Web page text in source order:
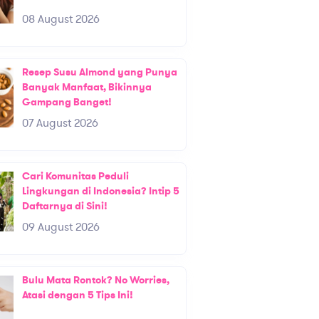
08 August 2026
Resep Susu Almond yang Punya
Banyak Manfaat, Bikinnya
Gampang Banget!
07 August 2026
Cari Komunitas Peduli
Lingkungan di Indonesia? Intip 5
Daftarnya di Sini!
09 August 2026
Bulu Mata Rontok? No Worries,
Atasi dengan 5 Tips Ini!